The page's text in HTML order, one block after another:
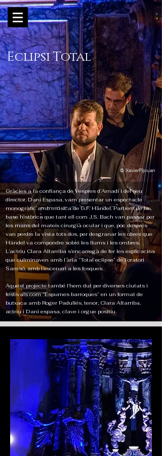
Eclipsi Total
© XavierPijouan
Gràcies a la confiança de Vespres d’Arnadí i del seu
director, Dani Espasa, vam presentar un espectacle
monogràfic amb música de G.F. Händel. Partíem de la
base històrica que tant ell com J.S. Bach van passar per
les mans del mateix cirurgià ocular i que, poc després
van perdre la vista tots dos, per desgranar les obres que
Händel va compondre sobre les llums i les ombres.
L’actriu Clara Altarriba s’encarregà de fer les explicacins
que culminaven amb l’ària “Total eclipse” de l’oratori
Samsó, amb l’escenari a les fosques.
Aquest projecte també l’hem dut per diverses ciutats i
festivals com “Espurnes barroques” en un format de
butxaca amb Roger Padullés, tenor, Clara Altarriba,
actriu i Dani espasa, clave i orgue positiu.